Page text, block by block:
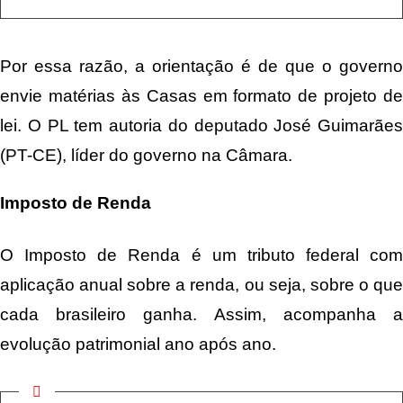
Por essa razão, a orientação é de que o governo
envie matérias às Casas em formato de projeto de
lei. O PL tem autoria do deputado José Guimarães
(PT-CE), líder do governo na Câmara.
Imposto de Renda
O Imposto de Renda é um tributo federal com
aplicação anual sobre a renda, ou seja, sobre o que
cada brasileiro ganha. Assim, acompanha a
evolução patrimonial ano após ano.